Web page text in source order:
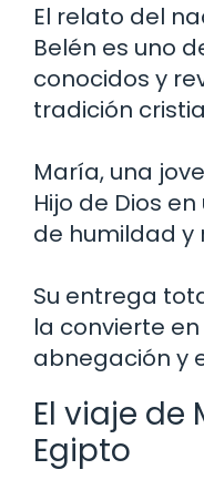
El relato del
Belén es uno
conocidos y
tradición
María, una
Hijo de Dios
de humildad y
Su entrega
la convierte
abnegación y
El viaje de
Egipto